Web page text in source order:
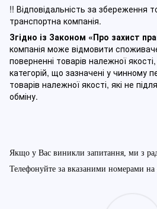
!! Відповідальність за збереження
транспортна компанія.
Згідно із Законом «Про захист
компанія може відмовити
поверненні товарів належної
категорій, що зазначені у чинному п
товарів належної якості, які не
обміну.
Якщо у Вас виникли запитання, ми з
Телефонуйте за вказаними номерами на